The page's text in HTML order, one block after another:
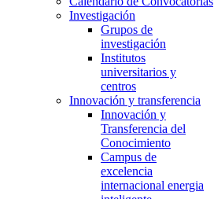
Investigación
Grupos de
investigación
Institutos
universitarios y
centros
Innovación y transferencia
Innovación y
Transferencia del
Conocimiento
Campus de
excelencia
internacional energia